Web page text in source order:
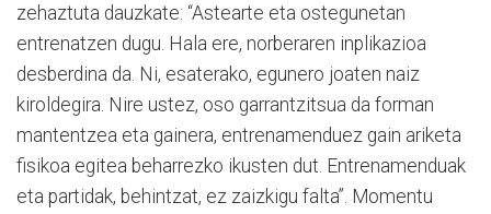
zehaztuta dauzkate: “Astearte eta ostegunetan
entrenatzen dugu. Hala ere, norberaren inplikazioa
desberdina da. Ni, esaterako, egunero joaten naiz
kiroldegira. Nire ustez, oso garrantzitsua da forman
mantentzea eta gainera, entrenamenduez gain ariketa
fisikoa egitea beharrezko ikusten dut. Entrenamenduak
eta partidak, behintzat, ez zaizkigu falta”. Momentu